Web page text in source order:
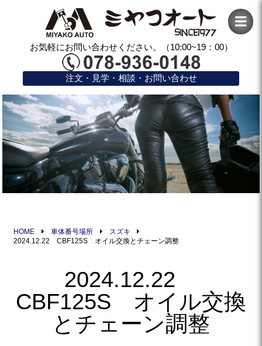
お気軽にお問い合わせください。（10:00~19：00）
注文・見学・相談・お問い合わせ
HOME 車体番号場所
スズキ
2024.12.22 CBF125S オイル交換とチェーン調整
2024.12.22
CBF125S オイル交換
とチェーン調整